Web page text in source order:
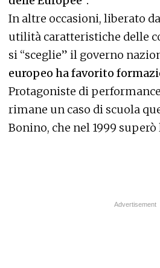
In altre occasioni, liberato
utilità caratteristiche delle
si “sceglie” il governo
europeo ha favorito
Protagoniste di
rimane un caso di scuola
Bonino, che nel 1999 superò